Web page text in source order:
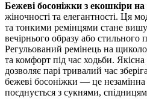
Бежеві босоніжки з екошкіри
жіночності та елегантності. Ця
та тонкими ремінцями стане
вечірнього образу або стильного
Регульований ремінець на
та комфорт під час ходьби. Якісна
дозволяє парі тривалий час
бежеві босоніжки — це незамінна
поєднується з сукнями,